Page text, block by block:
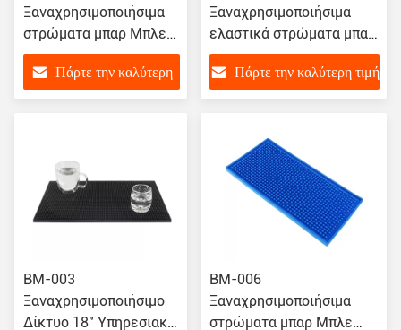
Ξαναχρησιμοποιήσιμα
στρώματα μπαρ Μπλε
στρώμα από καουτσούκ
Πάρτε την καλύτερη
Ξαναχρησιμοποιήσιμα
ελαστικά στρώματα μπαρ,
στρώματα μπαρ
σερβίρισμα, στρώματα
λιμνού, εστιατόριο,
Πάρτε την καλύτερη τιμή
BM-003
Ξαναχρησιμοποιήσιμο
Δίκτυο 18" Υπηρεσιακό
BM-006
Ξαναχρησιμοποιήσιμα
στρώματα μπαρ Μπλε